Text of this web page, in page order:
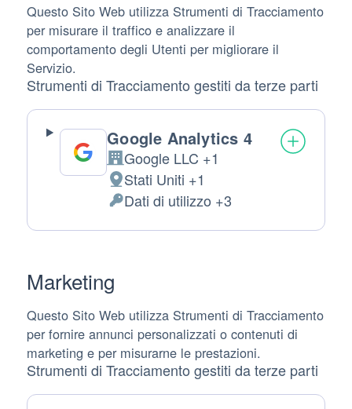
Questo Sito Web utilizza Strumenti di Tracciamento
per misurare il traffico e analizzare il
comportamento degli Utenti per migliorare il
Servizio.
Strumenti di Tracciamento gestiti da terze parti
Google Analytics 4
Azienda:
Google LLC +1
Luogo
del
trattamento:
Stati Uniti +1
Dati
Personali
Dati di utilizzo +3
Marketing
Questo Sito Web utilizza Strumenti di Tracciamento
per fornire annunci personalizzati o contenuti di
marketing e per misurarne le prestazioni.
Strumenti di Tracciamento gestiti da terze parti